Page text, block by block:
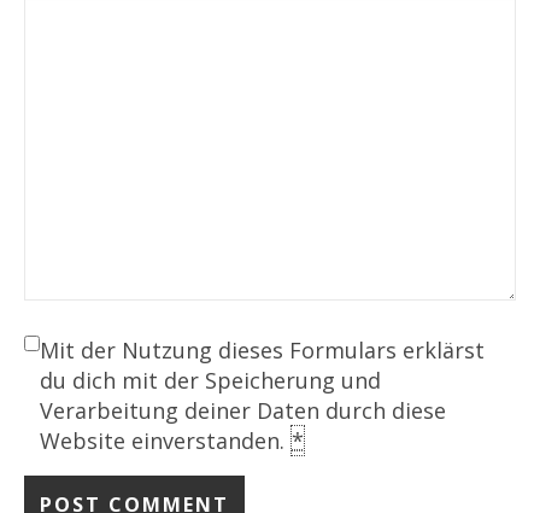
Mit der Nutzung dieses Formulars erklärst
du dich mit der Speicherung und
Verarbeitung deiner Daten durch diese
Website einverstanden. *